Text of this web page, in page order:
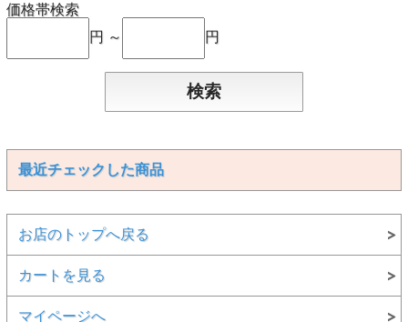
価格帯検索
円 ～
円
最近チェックした商品
お店のトップへ戻る
カートを見る
マイページへ